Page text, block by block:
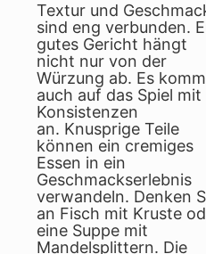
Textur und
sind eng verbunden.
gutes Gericht hängt
nicht nur von der
Würzung ab. Es
auch auf das Spiel mit
Konsistenzen
an. Knusprige Teile
können ein cremiges
Essen in ein
Geschmackserlebnis
verwandeln. Denken
an Fisch mit Kruste
eine Suppe mit
Mandelsplittern. Die